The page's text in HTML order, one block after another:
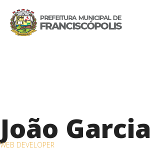
João Garcia
WEB DEVELOPER